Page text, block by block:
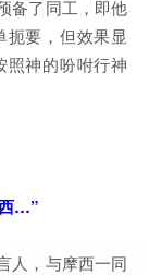
备了同工，即他
扼要，但效果显
照神的吩咐行神
…”
人，与摩西一同